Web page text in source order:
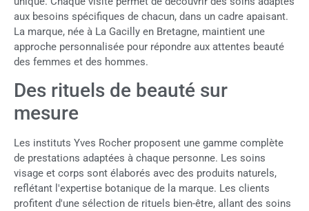
aux besoins spécifiques de chacun, dans un cadre apaisant.
La marque, née à La Gacilly en Bretagne, maintient une
approche personnalisée pour répondre aux attentes beauté
des femmes et des hommes.
Des rituels de beauté sur
mesure
Les instituts Yves Rocher proposent une gamme complète
de prestations adaptées à chaque personne. Les soins
visage et corps sont élaborés avec des produits naturels,
reflétant l'expertise botanique de la marque. Les clients
profitent d'une sélection de rituels bien-être, allant des soins